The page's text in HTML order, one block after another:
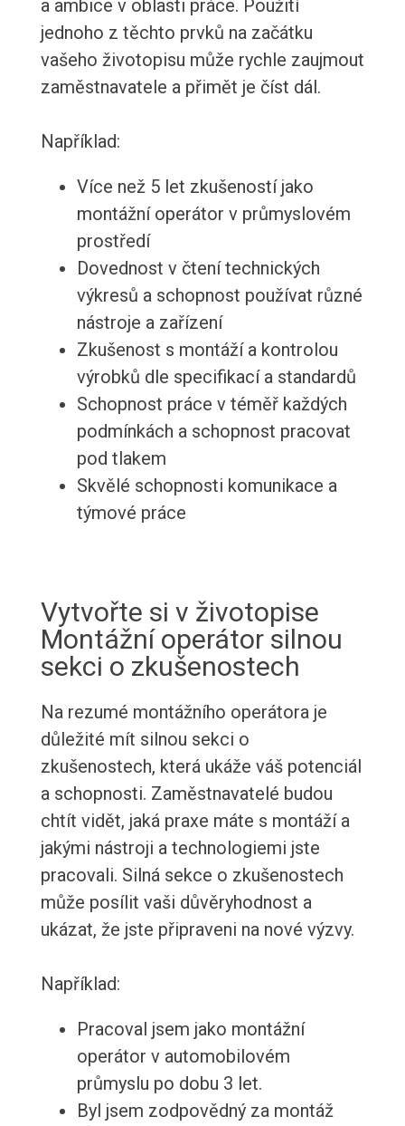
a ambice v oblasti práce. Použití
jednoho z těchto prvků na začátku
vašeho životopisu může rychle zaujmout
zaměstnavatele a přimět je číst dál.
Například:
Více než 5 let zkušeností jako
montážní operátor v průmyslovém
prostředí
Dovednost v čtení technických
výkresů a schopnost používat různé
nástroje a zařízení
Zkušenost s montáží a kontrolou
výrobků dle specifikací a standardů
Schopnost práce v téměř každých
podmínkách a schopnost pracovat
pod tlakem
Skvělé schopnosti komunikace a
týmové práce
Vytvořte si v životopise
Montážní operátor silnou
sekci o zkušenostech
Na rezumé montážního operátora je
důležité mít silnou sekci o
zkušenostech, která ukáže váš potenciál
a schopnosti. Zaměstnavatelé budou
chtít vidět, jaká praxe máte s montáží a
jakými nástroji a technologiemi jste
pracovali. Silná sekce o zkušenostech
může posílit vaši důvěryhodnost a
ukázat, že jste připraveni na nové výzvy.
Například:
Pracoval jsem jako montážní
operátor v automobilovém
průmyslu po dobu 3 let.
Byl jsem zodpovědný za montáž